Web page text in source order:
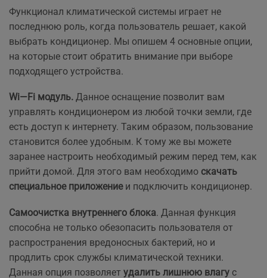
Функционал климатической системы играет не
последнюю роль, когда пользователь решает, какой
выбрать кондиционер. Мы опишем 4 основные опции,
на которые стоит обратить внимание при выборе
подходящего устройства.
Wi— Fi модуль. Данное оснащение позволит вам
управлять кондиционером из любой точки земли, где
есть доступ к интернету. Таким образом, пользование
становится более удобным. К тому же вы можете
заранее настроить необходимый режим перед тем, как
прийти домой. Для этого вам необходимо скачать
специальное приложениеи подключить кондиционер.
Самоочистка внутреннего блока. Данная функция
способна не только обезопасить пользователя от
распространения вредоносных бактерий, но и
продлить срок службы климатической техники.
Данная опция позволяет удалить лишнюю влагу с